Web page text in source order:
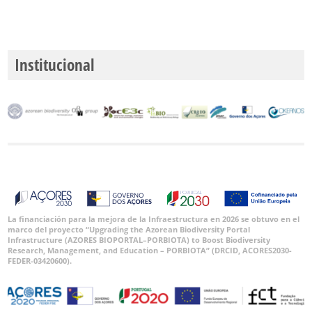
Institucional
La financiación para la mejora de la Infraestructura en 2026 se obtuvo en el
marco del proyecto “Upgrading the Azorean Biodiversity Portal
Infrastructure (AZORES BIOPORTAL–PORBIOTA) to Boost Biodiversity
Research, Management, and Education – PORBIOTA” (DRCID, ACORES2030-
FEDER-03420600).